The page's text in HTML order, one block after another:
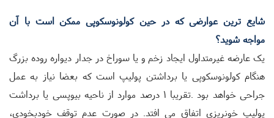
شایع ترین عوارضی که در حین کولونوسکوپی ممکن است با آن
مواجه شوید؟
یک عارضه غیرمتداول ایجاد زخم و یا سوراخ در جدار دیواره روده بزرگ
هنگام کولونوسکوپی یا برداشتن پولیپ است که بعضا نیاز به عمل
جراحی خواهد بود.
تقریبا 1 درصد موارد از ناحیه بیوپسی یا برداشت
پولیپ خونریزی اتفاق می افتد. در صورت عدم توقف خودبخودی،